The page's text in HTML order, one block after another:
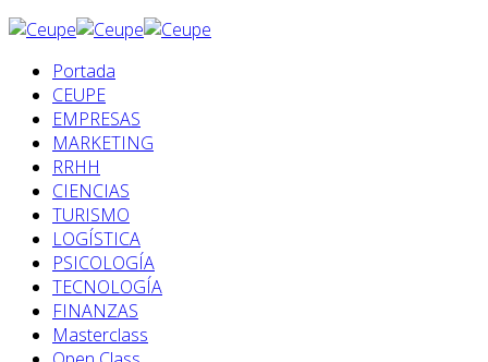
Portada
CEUPE
EMPRESAS
MARKETING
RRHH
CIENCIAS
TURISMO
LOGÍSTICA
PSICOLOGÍA
TECNOLOGÍA
FINANZAS
Masterclass